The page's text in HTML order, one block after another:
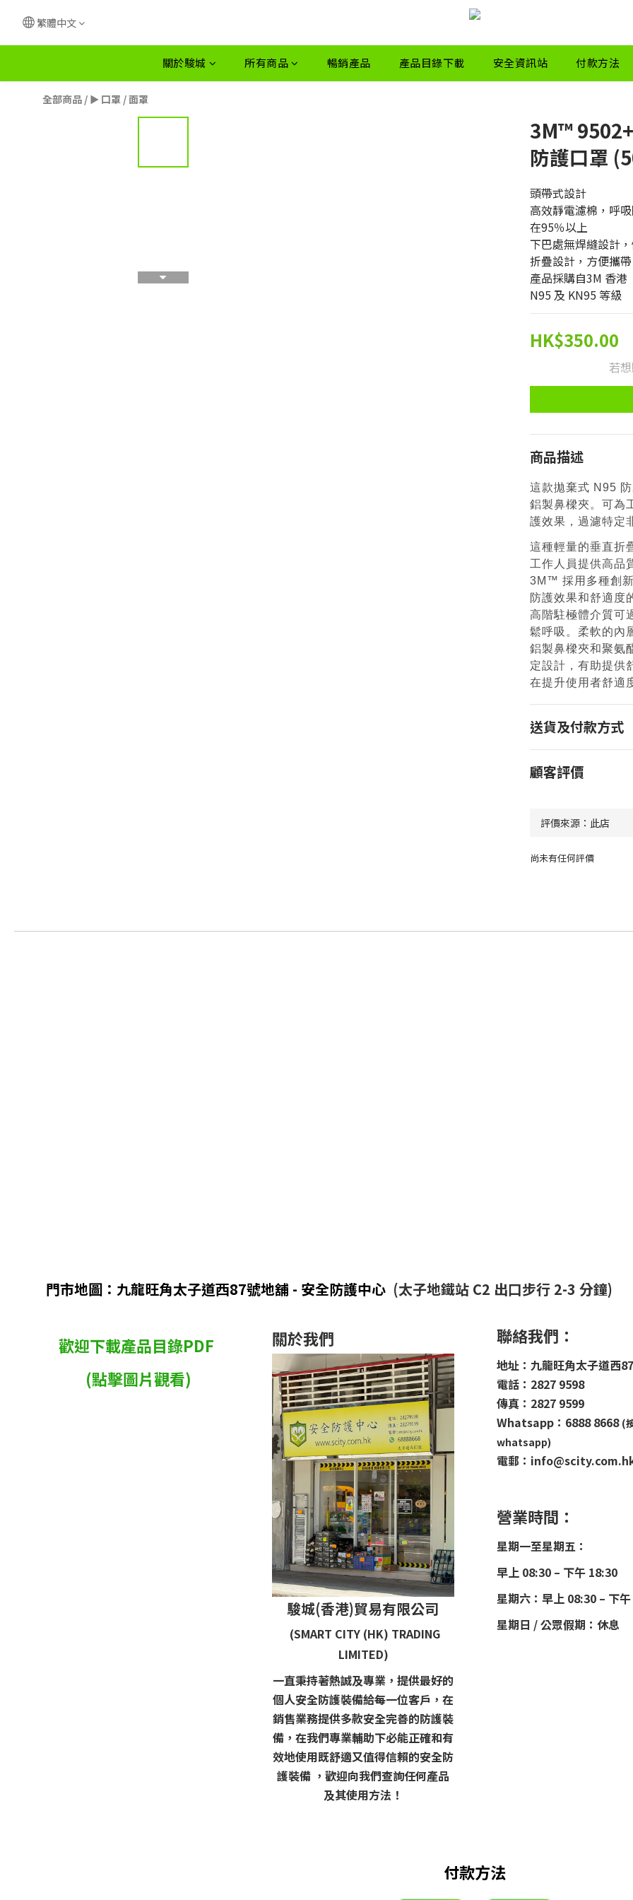
繁體中文
關於駿城 所有商品 暢銷產品 產品目錄下載 安全資訊站 付款方法
全部商品 / ► 口罩 / 面罩
3M™
防護口罩
頭帶式設計
高效靜電濾棉，呼
在95％以上
下巴處無焊縫設計
折疊設計，方便攜
產品採購自3M 香港
N95 及 KN95 等級
HK$350.00
若
商品描述
這款拋棄式 N95
鋁製鼻樑夾。可為
護效果，過濾特定
這種輕量的垂直折
工作人員提供高品
3M™ 採用多種創
防護效果和舒適度
高階駐極體介質可
鬆呼吸。柔軟的內
鋁製鼻樑夾和聚氨
定設計，有助提供
在提升使用者舒適
送貨及付款方式
顧客評價
尚未有任何評價
門市地圖：九龍旺角太子道西87號地舖 - 安全防護中心 (太子地鐵站 C2 出口步行 2-3 分鐘)
歡迎下載產品目錄PDF
(點擊圖片觀看)
關於我們
駿城(香港)貿易有限公司
(SMART CITY (HK) TRADING
LIMITED)
一直秉持著熱誠及專業，提供最好的
個人安全防護裝備給每一位客戶，在
銷售業務提供多款安全完善的防護裝
備，在我們專業輔助下必能正確和有
效地使用既舒適又值得信賴的安全防
護裝備 ，歡迎向我們查詢任何產品
及其使用方法！
聯絡我們：
地址：九龍旺角太子道西
電話：2827 9598
傳真：2827 9599
Whatsapp：6888 8668 (
whatsapp)
電郵：
營業時間：
星期一至星期五：
早上 08:30 – 下午 18:30
星期六：早上 08:30 – 下
星期日 / 公眾假期：休息
付款方法